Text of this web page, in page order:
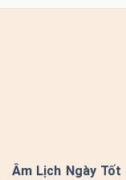
Âm Lịch Ngày Tốt